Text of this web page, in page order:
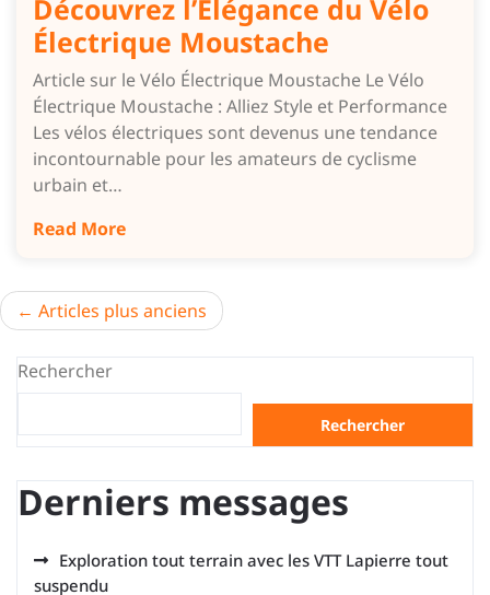
Découvrez l’Élégance du Vélo
Électrique Moustache
Article sur le Vélo Électrique Moustache Le Vélo
Électrique Moustache : Alliez Style et Performance
Les vélos électriques sont devenus une tendance
incontournable pour les amateurs de cyclisme
urbain et…
Read More
Navigation
des
articles
Articles plus anciens
Rechercher
Rechercher
Derniers messages
Exploration tout terrain avec les VTT Lapierre tout
suspendu